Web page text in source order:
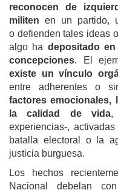
reconocen de
militen en un partido,
o defienden tales ideas
algo ha depositado
concepciones. El
existe un vínculo
entre adherentes o
factores emocionales,
la calidad de vida,
experiencias-,
batalla electoral o la
justicia burguesa.
Los hechos
Nacional debelan